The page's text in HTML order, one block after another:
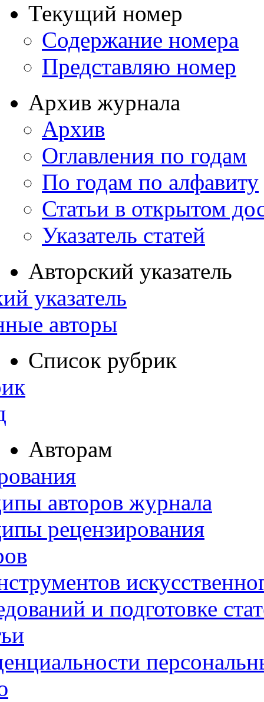
Текущий номер
Содержание номера
Представляю номер
Архив журнала
Архив
Оглавления по годам
По годам по алфавиту
Статьи в открытом
Указатель статей
Авторский указатель
указатель
авторы
Список рубрик
Авторам
авторов журнала
рецензирования
и подготовке